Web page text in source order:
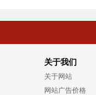
关于我们
关于网站
网站广告价格